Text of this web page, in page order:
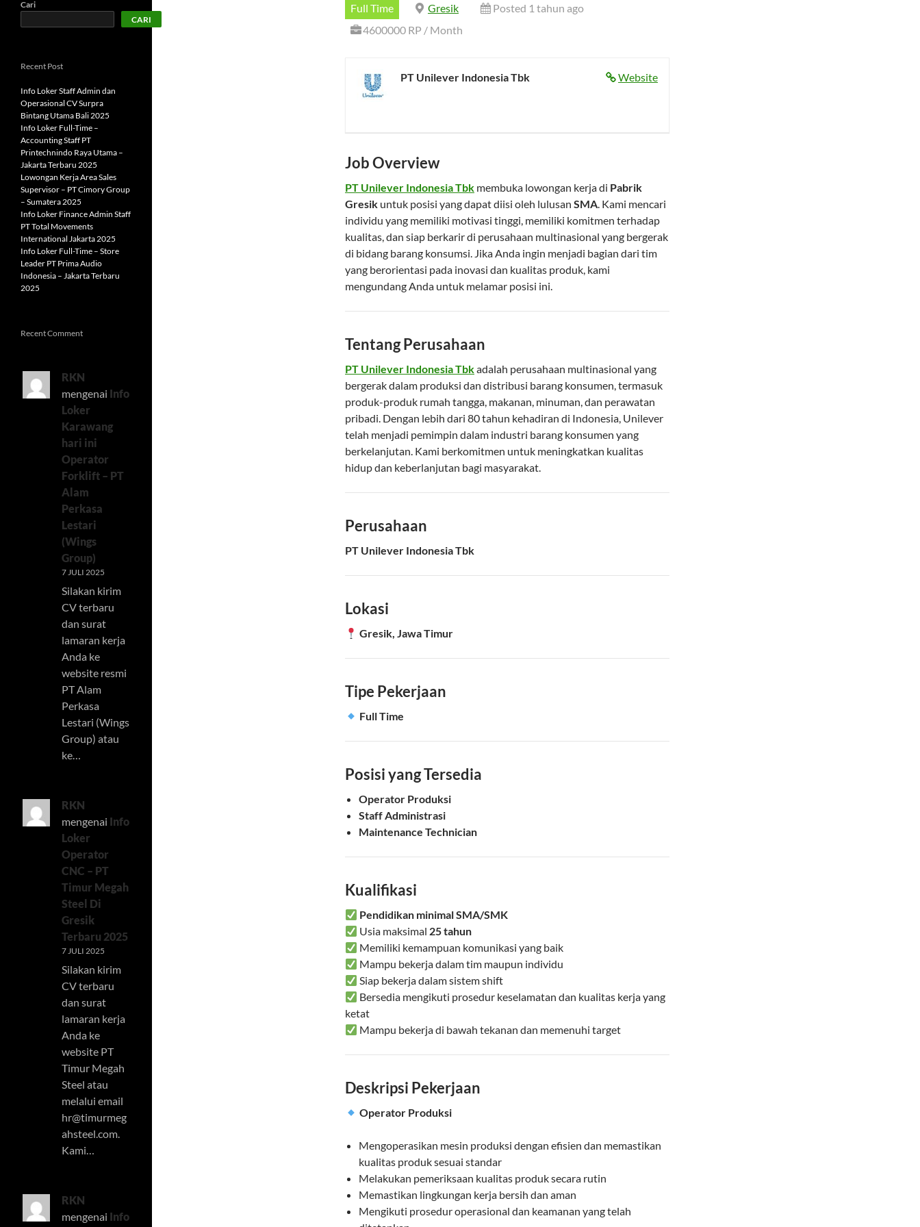
Full Time Gresik
Posted 1 tahun ago
4600000 RP / Month
Website
PT Unilever Indonesia Tbk
Job Overview
PT Unilever Indonesia Tbk membuka lowongan kerja di Pabrik
Gresik untuk posisi yang dapat diisi oleh lulusan SMA. Kami mencari
individu yang memiliki motivasi tinggi, memiliki komitmen terhadap
kualitas, dan siap berkarir di perusahaan multinasional yang bergerak
di bidang barang konsumsi. Jika Anda ingin menjadi bagian dari tim
yang berorientasi pada inovasi dan kualitas produk, kami
mengundang Anda untuk melamar posisi ini.
Tentang Perusahaan
PT Unilever Indonesia Tbkadalah perusahaan multinasional yang
bergerak dalam produksi dan distribusi barang konsumen, termasuk
produk-produk rumah tangga, makanan, minuman, dan perawatan
pribadi. Dengan lebih dari 80 tahun kehadiran di Indonesia, Unilever
telah menjadi pemimpin dalam industri barang konsumen yang
berkelanjutan. Kami berkomitmen untuk meningkatkan kualitas
hidup dan keberlanjutan bagi masyarakat.
Perusahaan
PT Unilever Indonesia Tbk
Lokasi
Gresik, Jawa Timur
Tipe Pekerjaan
Full Time
Posisi yang Tersedia
Operator Produksi
Staff Administrasi
Maintenance Technician
Kualifikasi
Pendidikan minimal SMA/SMK
Usia maksimal 25 tahun
Memiliki kemampuan komunikasi yang baik
Mampu bekerja dalam tim maupun individu
Siap bekerja dalam sistem shift
Bersedia mengikuti prosedur keselamatan dan kualitas kerja yang
ketat
Mampu bekerja di bawah tekanan dan memenuhi target
Deskripsi Pekerjaan
Operator Produksi
Mengoperasikan mesin produksi dengan efisien dan memastikan
kualitas produk sesuai standar
Melakukan pemeriksaan kualitas produk secara rutin
Memastikan lingkungan kerja bersih dan aman
Mengikuti prosedur operasional dan keamanan yang telah
Cari
CARI
Recent Post
Info Loker Staff Admin dan
Operasional CV Surpra
Bintang Utama Bali 2025
Info Loker Full-Time –
Accounting Staff PT
Printechnindo Raya Utama –
Jakarta Terbaru 2025
Lowongan Kerja Area Sales
Supervisor – PT Cimory Group
– Sumatera 2025
Info Loker Finance Admin Staff
PT Total Movements
International Jakarta 2025
Info Loker Full-Time – Store
Leader PT Prima Audio
Indonesia – Jakarta Terbaru
2025
Recent Comment
RKN
mengenai Info
Loker
Karawang
hari ini
Operator
Forklift – PT
Alam
Perkasa
Lestari
(Wings
Group)
7 JULI 2025
Silakan kirim
CV terbaru
dan surat
lamaran kerja
Anda ke
website resmi
PT Alam
Perkasa
Lestari (Wings
Group) atau
ke…
RKN
mengenai Info
Loker
Operator
CNC – PT
Timur Megah
Steel Di
Gresik
Terbaru 2025
7 JULI 2025
Silakan kirim
CV terbaru
dan surat
lamaran kerja
Anda ke
website PT
Timur Megah
Steel atau
melalui email
hr@timurmeg
ahsteel.com
Kami…
RKN
mengenai Info